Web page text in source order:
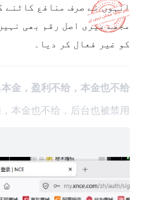
انہوں نے صرف منافع کاٹنے
مجھے میری اصل رقم بھی
کو غیر فعال کر دیا۔
金，盈利不给，本金也不给
本金也不给，后台也被禁用